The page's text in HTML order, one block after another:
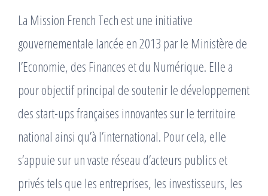
La Mission French Tech est une initiative
gouvernementale lancée en 2013 par le Ministère de
l’Economie, des Finances et du Numérique. Elle a
pour objectif principal de soutenir le développement
des start-ups françaises innovantes sur le territoire
national ainsi qu’à l’international. Pour cela, elle
s’appuie sur un vaste réseau d’acteurs publics et
privés tels que les entreprises, les investisseurs, les